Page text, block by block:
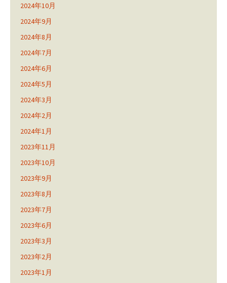
2024年10月
2024年9月
2024年8月
2024年7月
2024年6月
2024年5月
2024年3月
2024年2月
2024年1月
2023年11月
2023年10月
2023年9月
2023年8月
2023年7月
2023年6月
2023年3月
2023年2月
2023年1月